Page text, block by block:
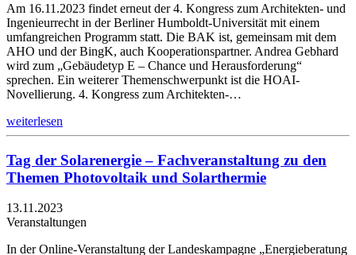
Am 16.11.2023 findet erneut der 4. Kongress zum Architekten- und
Ingenieurrecht in der Berliner Humboldt-Universität mit einem
umfangreichen Programm statt. Die BAK ist, gemeinsam mit dem
AHO und der BingK, auch Kooperationspartner. Andrea Gebhard
wird zum „Gebäudetyp E – Chance und Herausforderung“
sprechen. Ein weiterer Themenschwerpunkt ist die HOAI-
Novellierung. 4. Kongress zum Architekten-…
weiterlesen
Tag der Solarenergie – Fachveranstaltung zu den
Themen Photovoltaik und Solarthermie
13.11.2023
Veranstaltungen
In der Online-Veranstaltung der Landeskampagne „Energieberatung